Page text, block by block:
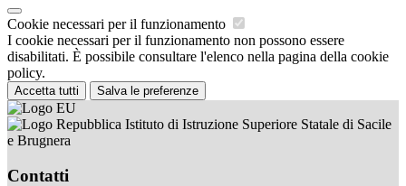
Cookie necessari per il funzionamento
I cookie necessari per il funzionamento non possono essere
disabilitati. È possibile consultare l'elenco nella pagina della cookie
policy.
Accetta tutti Salva le preferenze
Istituto di Istruzione Superiore Statale di Sacile
e Brugnera
Contatti